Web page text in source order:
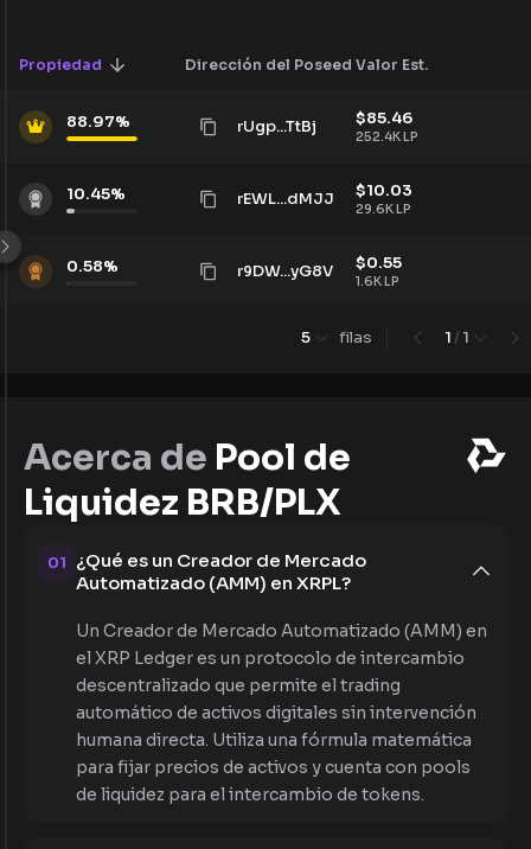
Propiedad Dirección del PoseedorValor Est.
88.97% rUgp...TtBj $85.46
252.4KLP
10.45% rEWL...dMJJ $10.03
29.6KLP
0.58% r9DW...yG8V $0.55
1.6KLP
5 filas 1 / 1
Acerca de Pool de
Liquidez BRB/PLX
01 ¿Qué es un Creador de Mercado
Automatizado (AMM) en XRPL?
Un Creador de Mercado Automatizado (AMM) en
el XRP Ledger es un protocolo de intercambio
descentralizado que permite el trading
automático de activos digitales sin intervención
humana directa. Utiliza una fórmula matemática
para fijar precios de activos y cuenta con pools
de liquidez para el intercambio de tokens.